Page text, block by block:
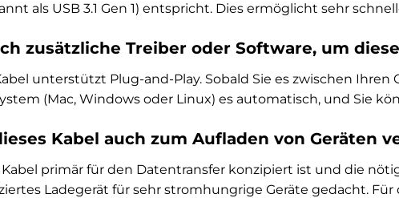
als USB 3.1 Gen 1) entspricht. Dies ermöglicht sehr
zusätzliche Treiber oder Software, um
unterstützt Plug-and-Play. Sobald Sie es zwischen
(Mac, Windows oder Linux) es automatisch, und Sie
Kabel auch zum Aufladen von Geräten
primär für den Datentransfer konzipiert ist und die
Ladegerät für sehr stromhungrige Geräte gedacht.